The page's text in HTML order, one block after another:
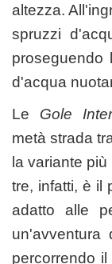
altezza.
spruzzi
proseguendo
d'acqua
Le Gole
metà strada
la variante
tre, infatti, è il
adatto alle
percorrendo